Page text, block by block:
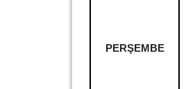
PERŞEMBE